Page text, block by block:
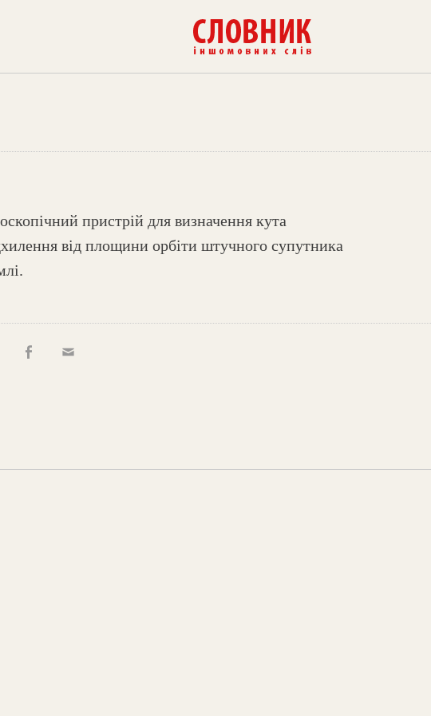
пристрій для визначення кута
від площини орбіти штучного супутника